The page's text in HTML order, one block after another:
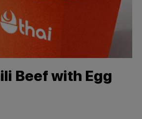
Beef with Egg